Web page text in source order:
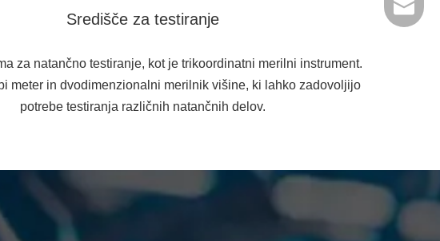
Središče za testiranje
za natančno testiranje, kot je trikoordinatni merilni instrument.
meter in dvodimenzionalni merilnik višine, ki lahko zadovoljijo
potrebe testiranja različnih natančnih delov.